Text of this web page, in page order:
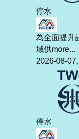
停水
為全面提升
域供more...
2026-08-
停水